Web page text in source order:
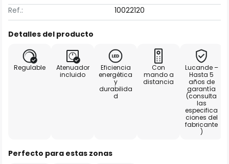
Ref.:
10022120
Detalles del producto
Regulable
Atenuador
incluido
Eficiencia
energética
y
durabilida
d
Con
mando a
distancia
Lucande –
Hasta 5
años de
garantía
(consulta
las
especifica
ciones del
fabricante
)
Perfecto para estas zonas